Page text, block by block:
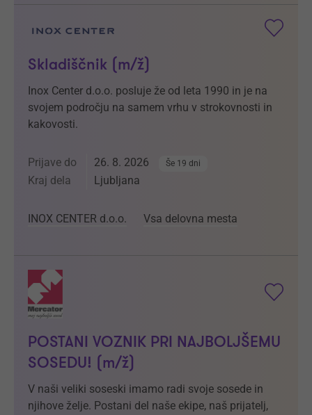
Skladiščnik (m/ž)
Inox Center d.o.o. posluje že od leta 1990 in je na
svojem področju na samem vrhu v strokovnosti in
kakovosti.
Prijave do 26. 8. 2026 Še 19 dni
Kraj dela Ljubljana
INOX CENTER d.o.o. Vsa delovna mesta
POSTANI VOZNIK PRI NAJBOLJŠEMU
SOSEDU! (m/ž)
V naši veliki soseski imamo radi svoje sosede in
njihove želje. Postani del naše ekipe, naš prijatelj,